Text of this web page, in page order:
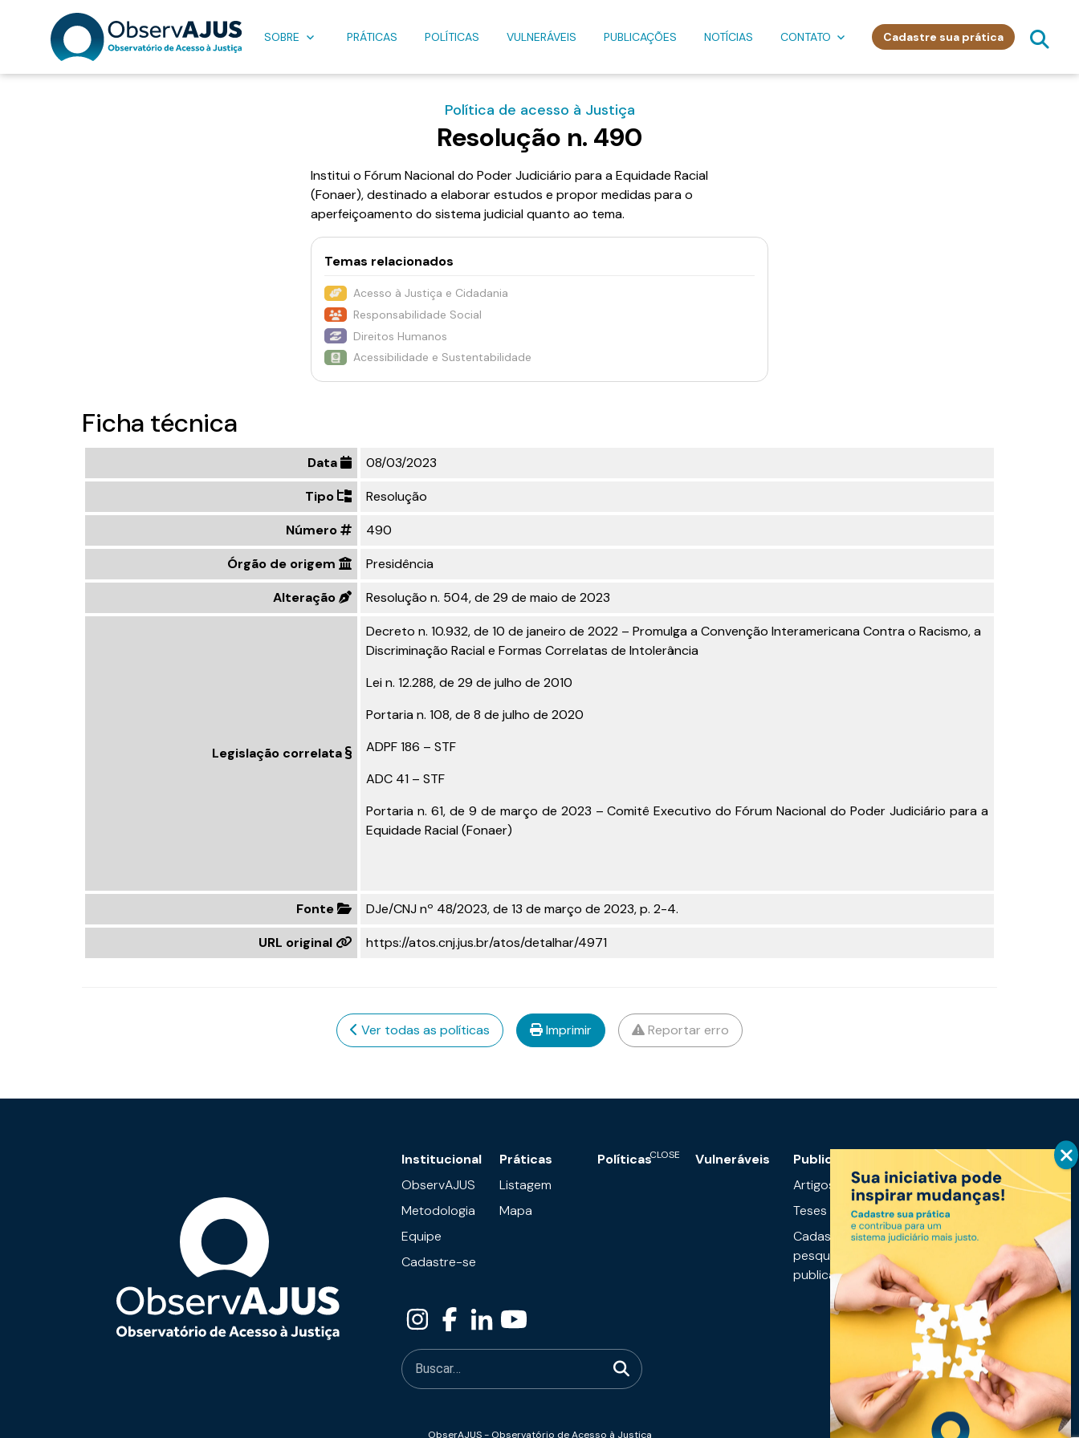
SOBRE PRÁTICAS POLÍTICAS VULNERÁVEIS PUBLICAÇÕES NOTÍCIAS CONTATO Cadastre sua prática
Política de acesso à Justiça
Resolução n. 490
Institui o Fórum Nacional do Poder Judiciário para a Equidade Racial
(Fonaer), destinado a elaborar estudos e propor medidas para o
aperfeiçoamento do sistema judicial quanto ao tema.
Temas relacionados
Acesso à Justiça e Cidadania
Responsabilidade Social
Direitos Humanos
Acessibilidade e Sustentabilidade
Ficha técnica
Data
08/03/2023
Tipo
Resolução
Número
490
Órgão de origem
Presidência
Alteração
Resolução n. 504, de 29 de maio de 2023
Legislação correlata
Decreto n. 10.932, de 10 de janeiro de 2022 – Promulga a Convenção Interamericana Contra o Racismo, a
Discriminação Racial e Formas Correlatas de Intolerância
Lei n. 12.288, de 29 de julho de 2010
Portaria n. 108, de 8 de julho de 2020
ADPF 186 – STF
ADC 41 – STF
Portaria n. 61, de 9 de março de 2023 – Comitê Executivo do Fórum Nacional do Poder Judiciário para a
Equidade Racial (Fonaer)
Fonte
DJe/CNJ nº 48/2023, de 13 de março de 2023, p. 2-4.
URL original
https://atos.cnj.jus.br/atos/detalhar/4971
Ver todas as políticas Imprimir Reportar erro
Institucional
ObservAJUS
Metodologia
Equipe
Cadastre-se
Práticas
Listagem
Mapa
Políticas Vulneráveis
Publicações
Artigos
Teses
Cadastre sua
pesquisa ou
publicação
informações
Notícias
Links úteis
ObserAJUS - Observatório de Acesso à Justiça